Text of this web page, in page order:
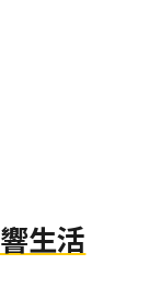
生活